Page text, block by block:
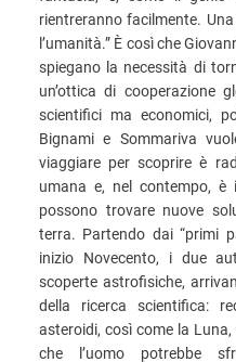
rientreranno facilmente.
l’umanità.” È così che
spiegano la necessità di
un’ottica di cooperazione
scientifici ma economici,
Bignami e Sommariva
viaggiare per scoprire è
umana e, nel contempo,
possono trovare nuove
terra. Partendo dai “primi
inizio Novecento, i due
scoperte astrofisiche,
della ricerca scientifica:
asteroidi, così come la
che l’uomo potrebbe